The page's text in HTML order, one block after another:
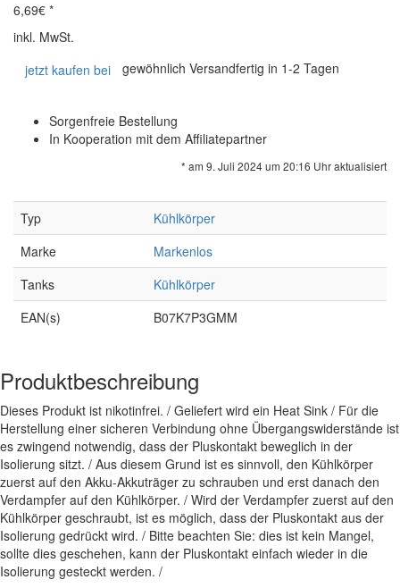
6,69€ *
inkl. MwSt.
jetzt kaufen bei
gewöhnlich Versandfertig in 1-2 Tagen
Sorgenfreie Bestellung
In Kooperation mit dem Affiliatepartner
* am 9. Juli 2024 um 20:16 Uhr aktualisiert
Typ
Kühlkörper
Marke
Markenlos
Tanks
Kühlkörper
EAN(s)
B07K7P3GMM
Produktbeschreibung
Dieses Produkt ist nikotinfrei. / Geliefert wird ein Heat Sink / Für die
Herstellung einer sicheren Verbindung ohne Übergangswiderstände ist
es zwingend notwendig, dass der Pluskontakt beweglich in der
Isolierung sitzt. / Aus diesem Grund ist es sinnvoll, den Kühlkörper
zuerst auf den Akku-Akkuträger zu schrauben und erst danach den
Verdampfer auf den Kühlkörper. / Wird der Verdampfer zuerst auf den
Kühlkörper geschraubt, ist es möglich, dass der Pluskontakt aus der
Isolierung gedrückt wird. / Bitte beachten Sie: dies ist kein Mangel,
sollte dies geschehen, kann der Pluskontakt einfach wieder in die
Isolierung gesteckt werden. /